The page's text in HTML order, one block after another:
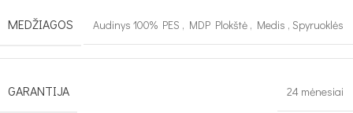
MEDŽIAGOS Audinys 100% PES , MDP Plokštė , Medis , Spyruoklės
GARANTIJA 24 mėnesiai